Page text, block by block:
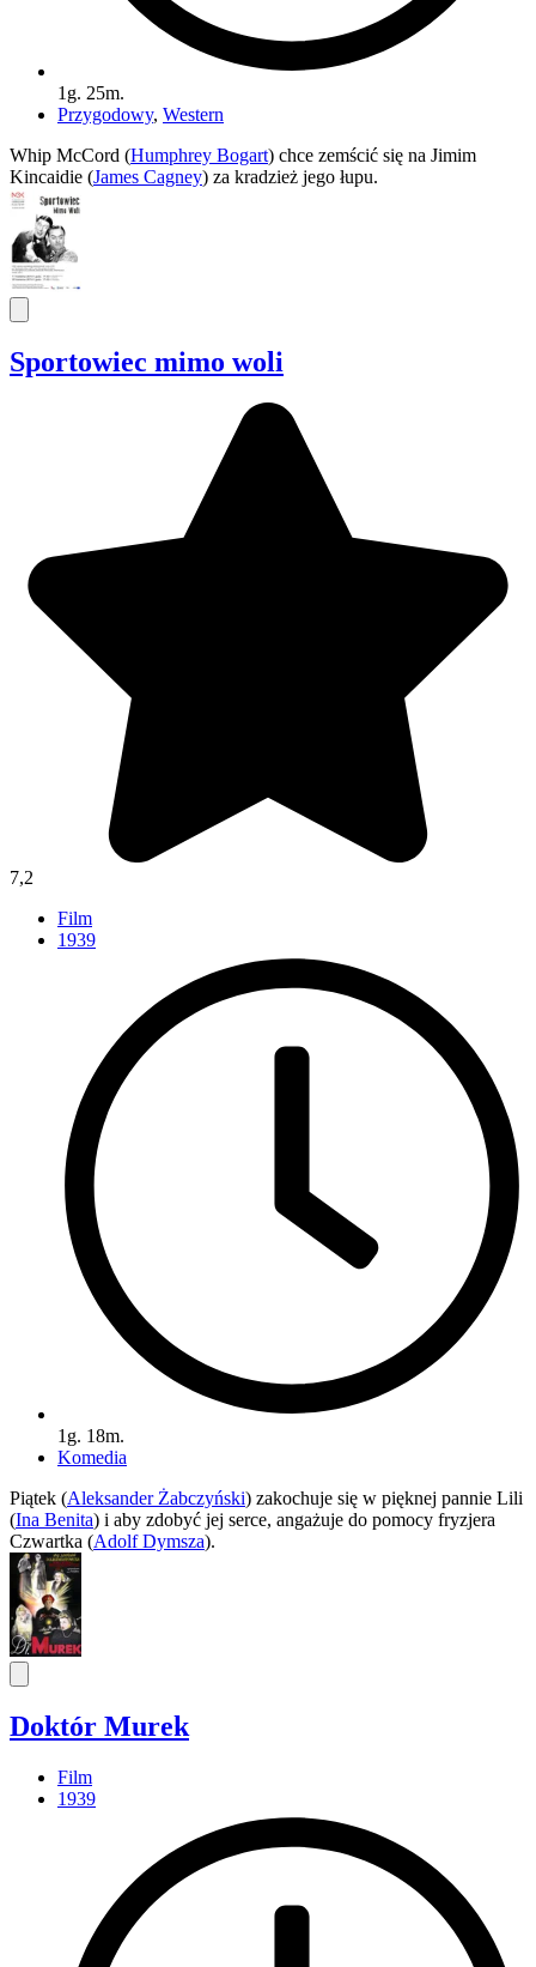
1g. 25m.
Przygodowy, Western
Whip McCord (Humphrey Bogart) chce zemścić się na Jimim
Kincaidie (James Cagney) za kradzież jego łupu.
Sportowiec mimo woli
7,2
Film
1939
1g. 18m.
Komedia
Piątek (Aleksander Żabczyński) zakochuje się w pięknej pannie Lili
(Ina Benita) i aby zdobyć jej serce, angażuje do pomocy fryzjera
Czwartka (Adolf Dymsza).
Doktór Murek
Film
1939